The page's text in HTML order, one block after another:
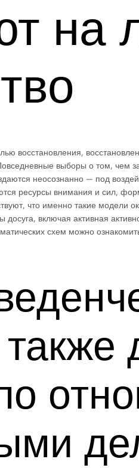
на
восстановления,
выборы о том, чем
неосознанно — под
ресурсы внимания и сил,
что именно такие
включая активная
схем можно